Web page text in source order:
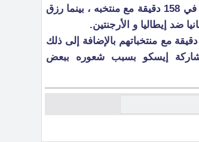
حتى في مدريد ، و عاد رونالدو إلى إسبانيا بعدما شارك في 158 دقيقة مع منتخبه ، بينما رزق
ضد إيطاليا و الأرجنتين.
لعب كل من نافاس ، مارسيلو ، كروس ، كاسميرو 180 دقيقة مع منتخباتهم بالإضافة إلى ذلك
إيسكو بسبب شعوره ببعض